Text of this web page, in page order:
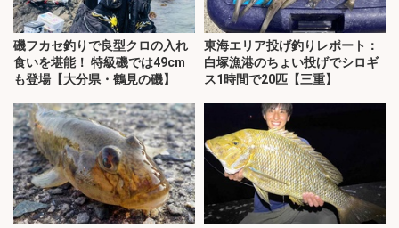
磯フカセ釣りで良型クロの入れ
食いを堪能！ 特級磯では49cm
も登場【大分県・鶴見の磯】
東海エリア投げ釣りレポート：
白塚漁港のちょい投げでシロギ
ス1時間で20匹【三重】